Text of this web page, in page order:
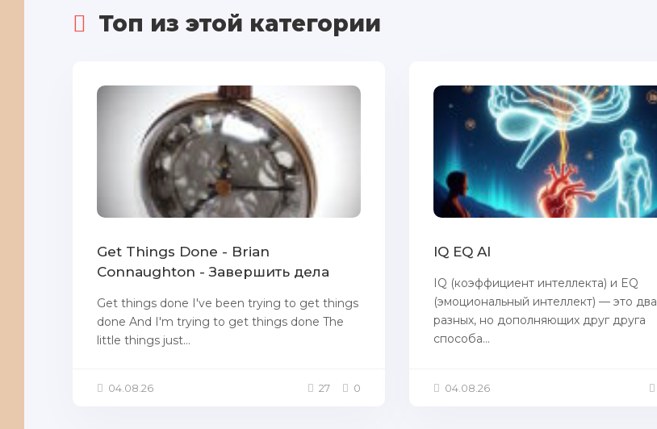
Топ из этой категории
Get Things Done - Brian
Connaughton - Завершить дела
Get things done I've been trying to get things
done And I'm trying to get things done The
little things just...
04.08.26 27 0
IQ EQ AI
IQ (коэффициент интеллекта) и EQ
(эмоциональный интеллект) — это два
разных, но дополняющих друг друга
способа...
04.08.26